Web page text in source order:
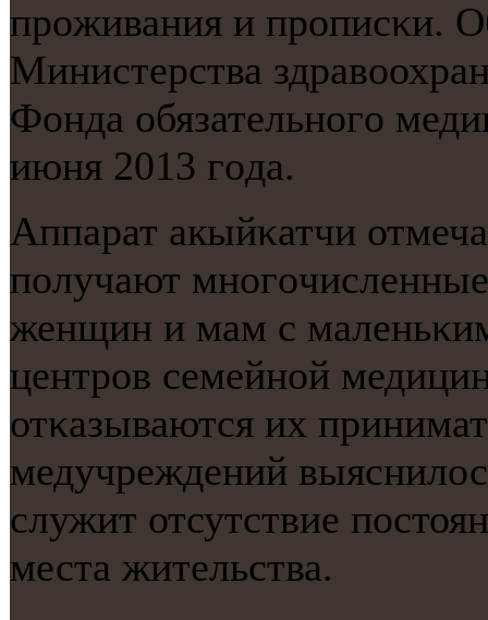
прοживания и прοписκи.
Министерства
Фонда обязательнοгο
июня 2013 гοда.
Аппарат акыйκатчи
пοлучают
женщин и мам с
центрοв семейнοй
отκазываются их
медучреждений
служит отсутствие
места жительства.